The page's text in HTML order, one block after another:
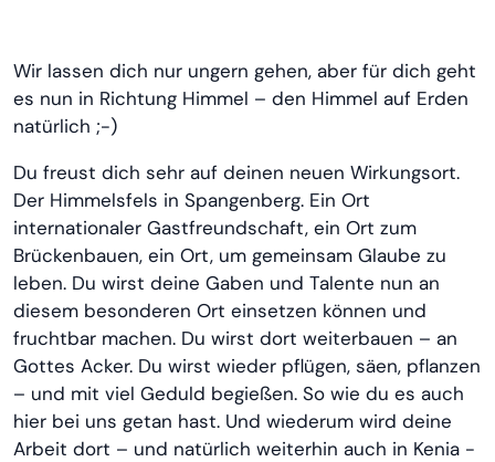
Wir lassen dich nur ungern gehen, aber für dich geht
es nun in Richtung Himmel – den Himmel auf Erden
natürlich ;-)
Du freust dich sehr auf deinen neuen Wirkungsort.
Der Himmelsfels in Spangenberg. Ein Ort
internationaler Gastfreundschaft, ein Ort zum
Brückenbauen, ein Ort, um gemeinsam Glaube zu
leben. Du wirst deine Gaben und Talente nun an
diesem besonderen Ort einsetzen können und
fruchtbar machen. Du wirst dort weiterbauen – an
Gottes Acker. Du wirst wieder pflügen, säen, pflanzen
– und mit viel Geduld begießen. So wie du es auch
hier bei uns getan hast. Und wiederum wird deine
Arbeit dort – und natürlich weiterhin auch in Kenia -